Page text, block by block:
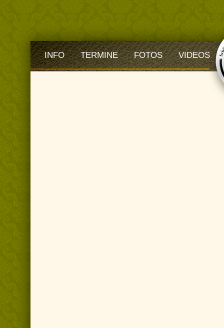
INFO TERMINE FOTOS VIDEOS